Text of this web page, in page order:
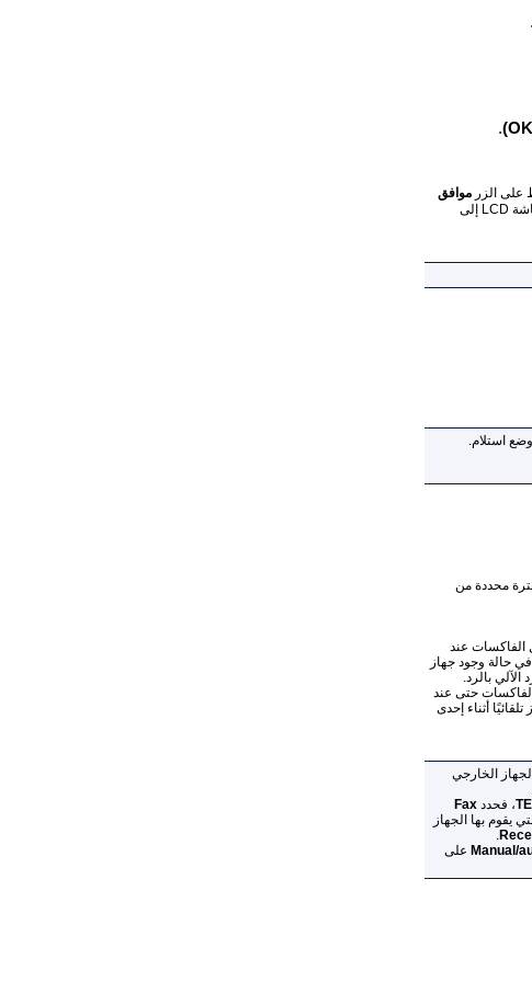
.
.
على الزر موافق
LCD
إلى
استلام.
محددة من
الفاكسات عند
في حالة وجود جهاز
الآلي بالرد.
الفاكسات حتى عند
تلقائيًا أثناء إحدى
الخارجي
، فحدد Fax
يقوم بها الجهاز
‏.
Manual/ على